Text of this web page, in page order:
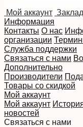
Мой аккаунт
Информация
Контакты О нас
организации
Служба поддержки
Связаться с нами
Дополнительно
Производители
Товары со скидкой
Мой аккаунт
Мой аккаунт
новостей
Связаться с нами